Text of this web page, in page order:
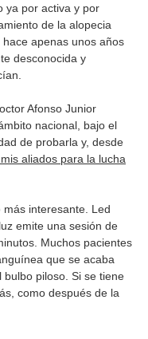
ya por activa y por
de la alopecia
apenas unos años
desconocida y
Afonso Junior
nacional, bajo el
de probarla y, desde
aliados para la lucha
interesante. Led
emite una sesión de
Muchos pacientes
que se acaba
piloso. Si se tiene
como después de la